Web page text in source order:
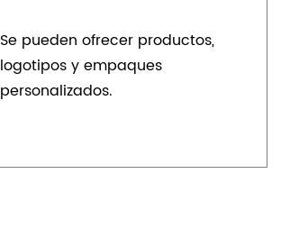
Se pueden ofrecer productos,
logotipos y empaques
personalizados.